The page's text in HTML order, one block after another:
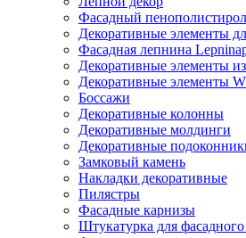
Фасадный пенополистирол
Декоративные элементы
Фасадная лепнина
Декоративные элементы
Декоративные элементы
Боссажи
Декоративные колонны
Декоративные молдинги
Декоративные
Замковый камень
Накладки декоративные
Пилястры
Фасадные карнизы
Штукатурка для фасадного